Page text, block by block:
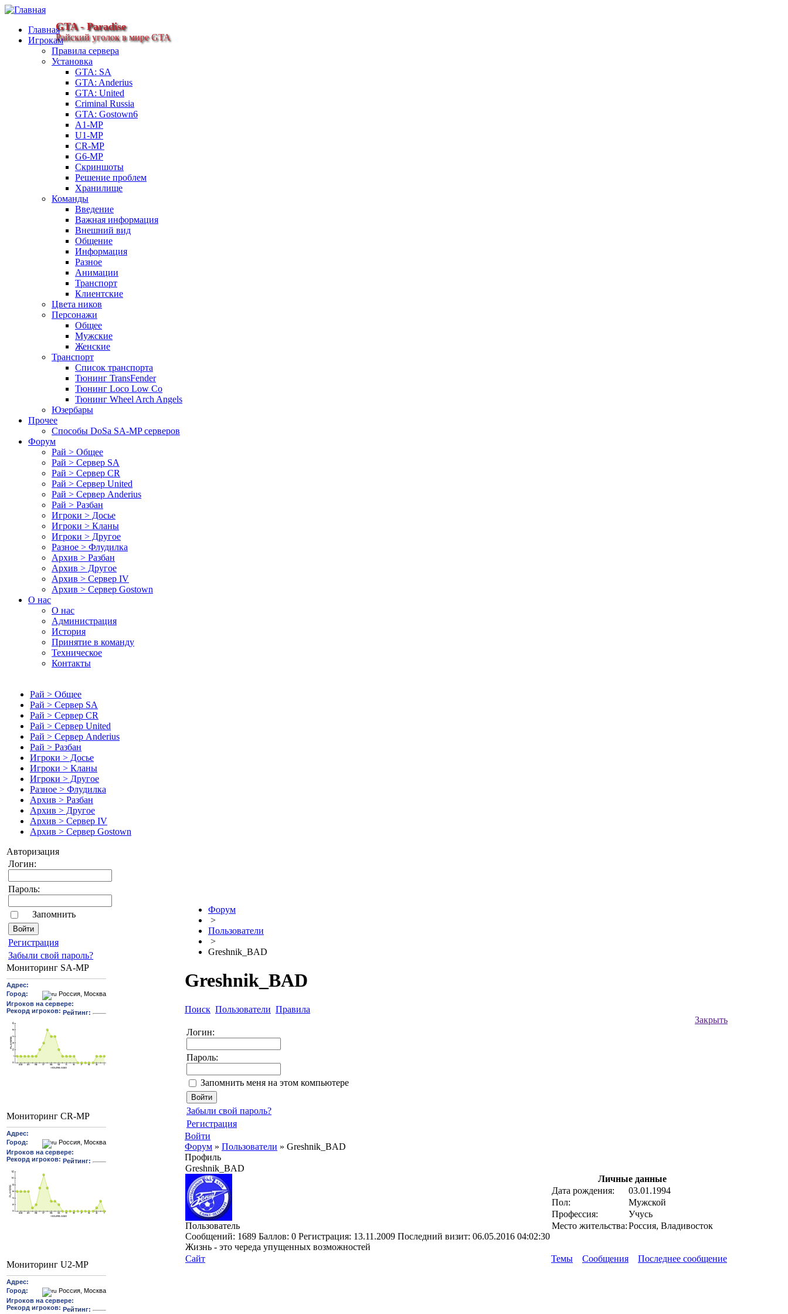
GTA - Paradise
Райский уголок в мире GTA
Главная
Игрокам
Правила сервера
Установка
GTA: SA
GTA: Anderius
GTA: United
Criminal Russia
GTA: Gostown6
A1-MP
U1-MP
CR-MP
G6-MP
Скриншоты
Решение проблем
Хранилище
Команды
Введение
Важная информация
Внешний вид
Общение
Информация
Разное
Анимации
Транспорт
Клиентские
Цвета ников
Персонажи
Общее
Мужские
Женские
Транспорт
Список транспорта
Тюнинг TransFender
Тюнинг Loco Low Co
Тюнинг Wheel Arch Angels
Юзербары
Прочее
Cпособы DoSа SA-MP серверов
Форум
Рай > Общее
Рай > Сервер SA
Рай > Сервер CR
Рай > Сервер United
Рай > Сервер Anderius
Рай > Разбан
Игроки > Досье
Игроки > Кланы
Игроки > Другое
Разное > Флудилка
Архив > Разбан
Архив > Другое
Архив > Сервер IV
Архив > Сервер Gostown
О нас
О нас
Администрация
История
Принятие в команду
Техническое
Контакты
Рай > Общее
Рай > Сервер SA
Рай > Сервер CR
Рай > Сервер United
Рай > Сервер Anderius
Рай > Разбан
Игроки > Досье
Игроки > Кланы
Игроки > Другое
Разное > Флудилка
Архив > Разбан
Архив > Другое
Архив > Сервер IV
Архив > Сервер Gostown
Авторизация
Логин:
Пароль:
Запомнить
Pегиcтрaция
Забыли свой пароль?
Мониторинг SA-MP
Мониторинг CR-MP
Мониторинг U2-MP
Форум
>
Пользователи
>
Greshnik_BAD
Greshnik_BAD
Поиск Пользователи Правила
Закрыть
Логин:
Пароль:
Запомнить меня на этом компьютере
Забыли свой пароль?
Регистрация
Войти
Форум » Пользователи » Greshnik_BAD
Профиль
Greshnik_BAD
Пользователь
Cообщений: 1689 Баллов: 0 Регистрация: 13.11.2009 Последний визит: 06.05.2016 04:02:30
Жизнь - это череда упущенных возможностей
Личные данные
Дата рождения:
03.01.1994
Пол:
Мужской
Профессия:
Учусь
Место жительства:Россия, Владивосток
Сайт Темы Сообщения Последнее сообщение